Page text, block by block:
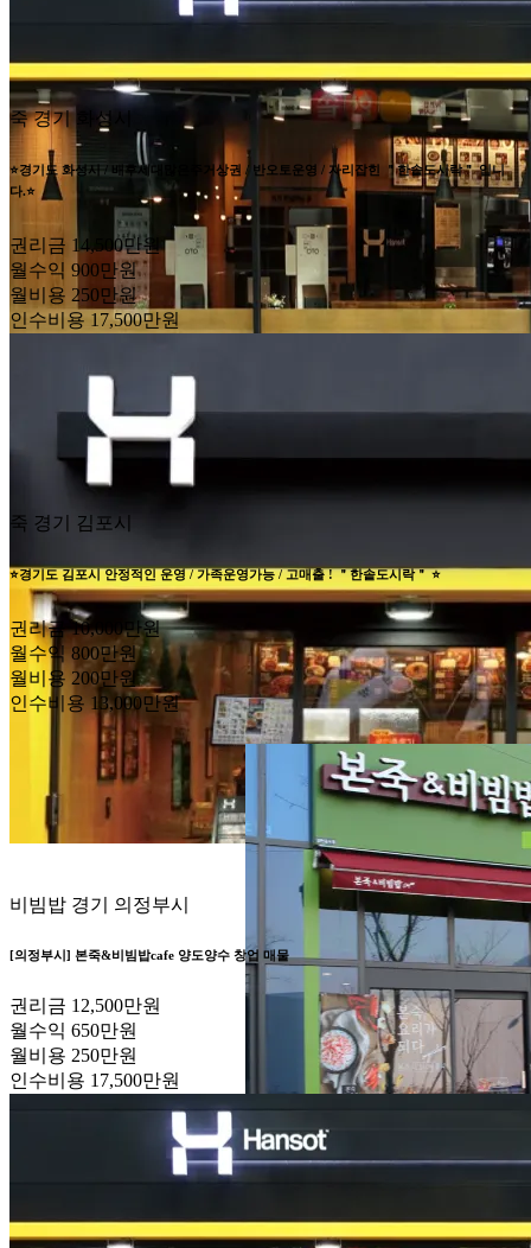
죽 경기 화성시
⭐경기도 화성시 / 배후세대많은주거상권 / 반오토운영 / 자리잡힌 ＂한솥도시락＂ 입니
다.⭐
권리금 14,500만원
월수익 900만원
월비용 250만원
인수비용 17,500만원
죽 경기 김포시
⭐경기도 김포시 안정적인 운영 / 가족운영가능 / 고매출 ! ＂한솥도시락＂ ⭐
권리금 10,000만원
월수익 800만원
월비용 200만원
인수비용 13,000만원
비빔밥 경기 의정부시
[의정부시] 본죽&비빔밥cafe 양도양수 창업 매물
권리금 12,500만원
월수익 650만원
월비용 250만원
인수비용 17,500만원